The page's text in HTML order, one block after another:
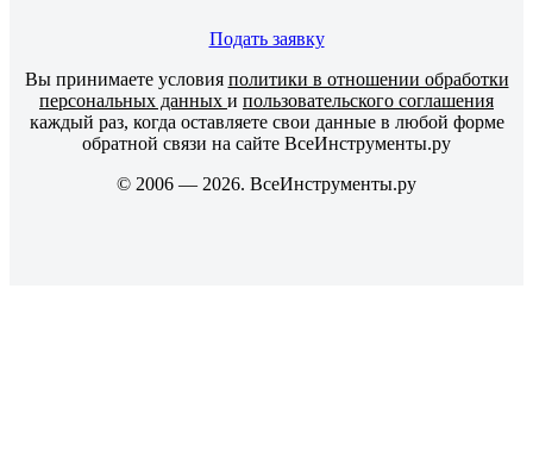
Подать заявку
Вы принимаете условия политики в отношении обработки
персональных данных и пользовательского соглашения
каждый раз, когда оставляете свои данные в любой форме
обратной связи на сайте ВсеИнструменты.ру
© 2006 — 2026. ВсеИнструменты.ру